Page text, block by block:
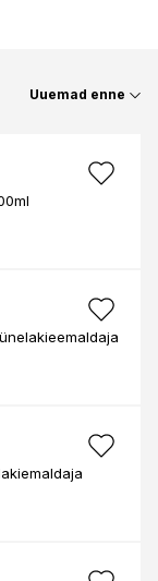
Uuemad enne